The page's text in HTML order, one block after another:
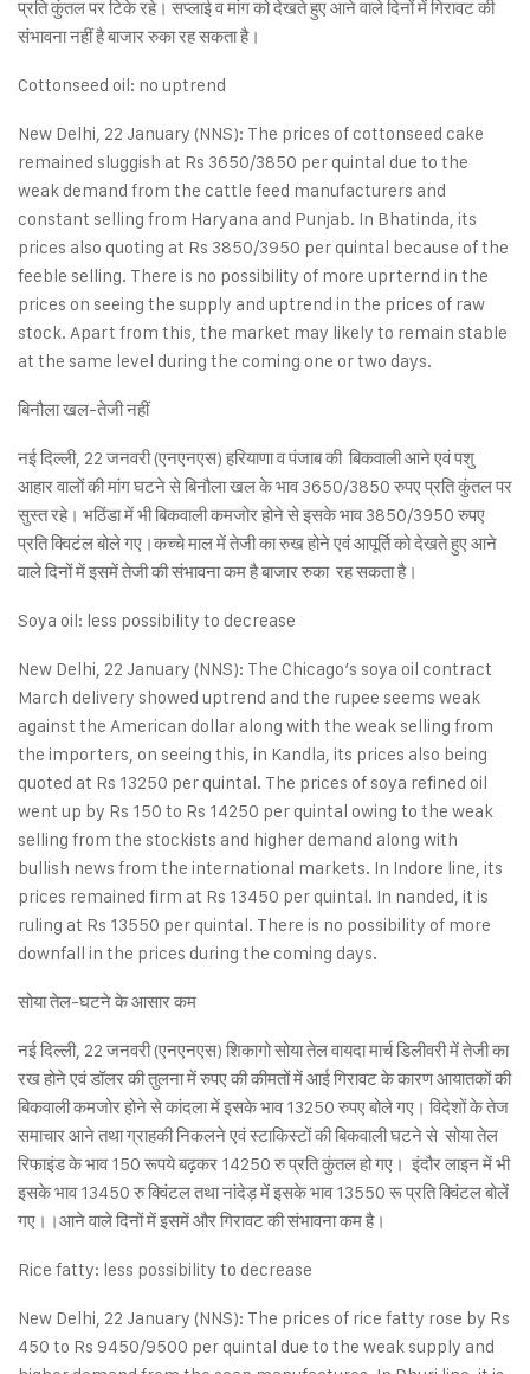
प्रति कुंतल पर टिके रहे। सप्लाई व मांग को देखते हुए आने वाले दिनों में गिरावट की
संभावना नहीं है बाजार रुका रह सकता है।
Cottonseed oil: no uptrend
New Delhi, 22 January (NNS): The prices of cottonseed cake
remained sluggish at Rs 3650/3850 per quintal due to the
weak demand from the cattle feed manufacturers and
constant selling from Haryana and Punjab. In Bhatinda, its
prices also quoting at Rs 3850/3950 per quintal because of the
feeble selling. There is no possibility of more uprternd in the
prices on seeing the supply and uptrend in the prices of raw
stock. Apart from this, the market may likely to remain stable
at the same level during the coming one or two days.
बिनौला खल-तेजी नहीं
नई दिल्ली, 22 जनवरी (एनएनएस) हरियाणा व पंजाब की बिकवाली आने एवं पशु
आहार वालों की मांग घटने से बिनौला खल के भाव 3650/3850 रुपए प्रति कुंतल पर
सुस्त रहे। भठिंडा में भी बिकवाली कमजोर होने से इसके भाव 3850/3950 रुपए
प्रति क्विटंल बोले गए।कच्चे माल में तेजी का रुख होने एवं आपूर्ति को देखते हुए आने
वाले दिनों में इसमें तेजी की संभावना कम है बाजार रुका रह सकता है।
Soya oil: less possibility to decrease
New Delhi, 22 January (NNS): The Chicago’s soya oil contract
March delivery showed uptrend and the rupee seems weak
against the American dollar along with the weak selling from
the importers, on seeing this, in Kandla, its prices also being
quoted at Rs 13250 per quintal. The prices of soya refined oil
went up by Rs 150 to Rs 14250 per quintal owing to the weak
selling from the stockists and higher demand along with
bullish news from the international markets. In Indore line, its
prices remained firm at Rs 13450 per quintal. In nanded, it is
ruling at Rs 13550 per quintal. There is no possibility of more
downfall in the prices during the coming days.
सोया तेल-घटने के आसार कम
नई दिल्ली, 22 जनवरी (एनएनएस) शिकागो सोया तेल वायदा मार्च डिलीवरी में तेजी का
रख होने एवं डॉलर की तुलना में रुपए की कीमतों में आई गिरावट के कारण आयातकों की
बिकवाली कमजोर होने से कांदला में इसके भाव 13250 रुपए बोले गए। विदेशों के तेज
समाचार आने तथा ग्राहकी निकलने एवं स्टाकिस्टों की बिकवाली घटने से सोया तेल
रिफाइंड के भाव 150 रूपये बढ़कर 14250 रु प्रति कुंतल हो गए। इंदौर लाइन में भी
इसके भाव 13450 रु क्विंटल तथा नांदेड़ में इसके भाव 13550 रू प्रति क्विंटल बोलें
गए।।आने वाले दिनों में इसमें और गिरावट की संभावना कम है।
Rice fatty: less possibility to decrease
New Delhi, 22 January (NNS): The prices of rice fatty rose by Rs
450 to Rs 9450/9500 per quintal due to the weak supply and